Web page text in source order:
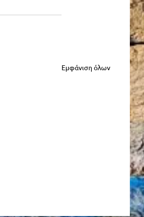
Εμφάνιση όλων